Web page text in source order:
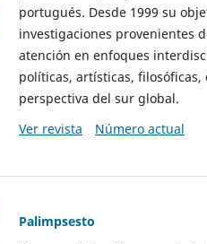
portugués. Desde 1999 su
investigaciones provenientes
atención en enfoques
políticas, artísticas,
perspectiva del sur global.
Ver revista
Número actual
Palimpsesto